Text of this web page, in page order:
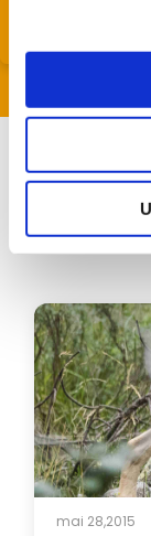
mai 28,2015